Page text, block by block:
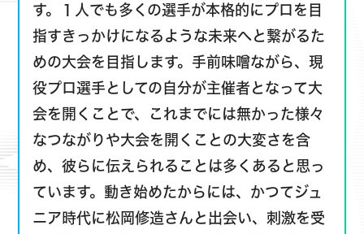
す。１人でも多くの選手が本格的にプロを目
指すきっかけになるような未来へと繋がるた
めの大会を目指します。手前味噌ながら、現
役プロ選手としての自分が主催者となって大
会を開くことで、これまでには無かった様々
なつながりや大会を開くことの大変さを含
め、彼らに伝えられることは多くあると思っ
ています。動き始めたからには、かつてジュ
ニア時代に松岡修造さんと出会い、刺激を受